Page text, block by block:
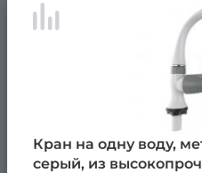
Кран на одну воду,
серый, из